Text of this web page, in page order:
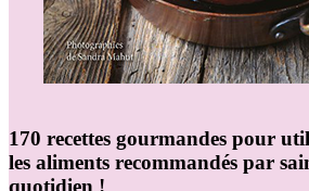
170 recettes gourmandes pour
les aliments recommandés par
quotidien !